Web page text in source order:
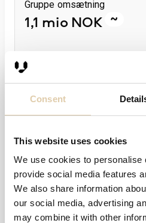
Consent
This website uses cookies
We use cookies to personalise
provide social media features
We also share information
our social media, advertising
may combine it with other
Gruppe omsætning
1,1 mio NOK ~
1 ~
2025
31.12.2025
Totale aktiver
508,5 t kr.